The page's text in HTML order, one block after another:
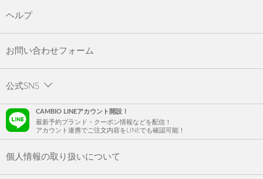
ヘルプ
お問い合わせフォーム
公式SNS
CAMBIO LINEアカウント開設！
最新予約ブランド・クーポン情報などを配信！
アカウント連携でご注文内容をLINEでも確認可能！
個人情報の取り扱いについて